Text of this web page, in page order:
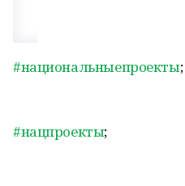
#национальныепроекты;
#нацпроекты;